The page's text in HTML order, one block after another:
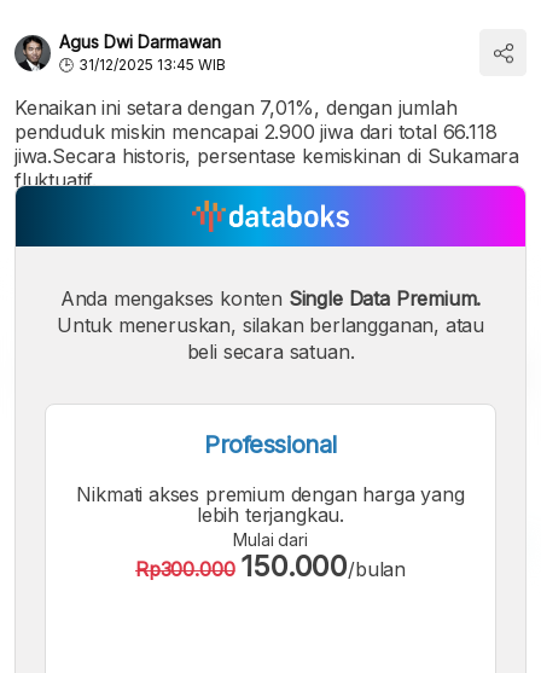
Agus Dwi Darmawan
31/12/2025 13:45 WIB
Kenaikan ini setara dengan 7,01%, dengan jumlah
penduduk miskin mencapai 2.900 jiwa dari total 66.118
jiwa.Secara historis, persentase kemiskinan di Sukamara
fluktuatif.
Anda mengakses konten Single Data Premium.
Untuk meneruskan, silakan berlangganan, atau
beli secara satuan.
Professional
Nikmati akses premium dengan harga yang
lebih terjangkau.
Mulai dari
Rp300.000 150.000/bulan